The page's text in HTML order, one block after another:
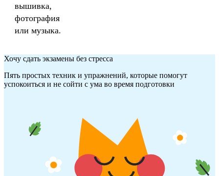
вышивка,
фотография
или музыка.
Хочу сдать экзамены без стресса
Пять простых техник и упражнений, которые помогут
успокоиться и не сойти с ума во время подготовки